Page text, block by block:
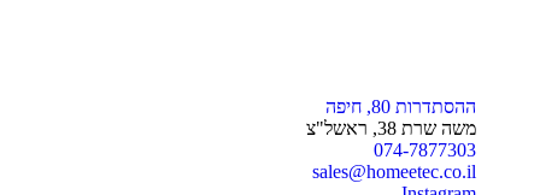
ההסתדרות 80, חיפה
משה שרת 38, ראשל"צ
074-7877303
sales@homeetec.co.il